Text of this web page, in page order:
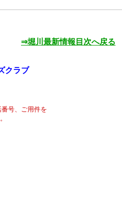
⇒堀川最新情報目次へ戻る
クラブ
号、ご用件を